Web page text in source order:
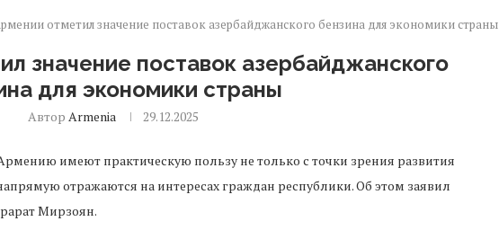
отметил значение поставок азербайджанского бензина для экономики страны
значение поставок азербайджанского
для экономики страны
Автор Armenia 29.12.2025
имеют практическую пользу не только с точки зрения развития
отражаются на интересах граждан республики. Об этом заявил
Мирзоян.